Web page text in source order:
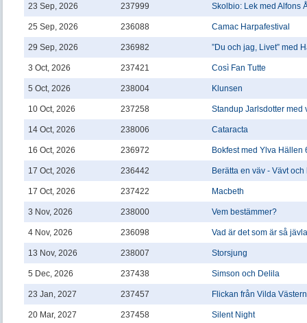
23 Sep, 2026 237999 Skolbio: Lek med Alfons
25 Sep, 2026 236088 Camac Harpafestival
29 Sep, 2026 236982 ”Du och jag, Livet” med
3 Oct, 2026 237421 Così Fan Tutte
5 Oct, 2026 238004 Klunsen
10 Oct, 2026 237258 Standup Jarlsdotter med
14 Oct, 2026 238006 Cataracta
16 Oct, 2026 236972 Bokfest med Ylva Hällen
17 Oct, 2026 236442 Berätta en väv - Vävt och
17 Oct, 2026 237422 Macbeth
3 Nov, 2026 238000 Vem bestämmer?
4 Nov, 2026 236098 Vad är det som är så
13 Nov, 2026 238007 Storsjung
5 Dec, 2026 237438 Simson och Delila
23 Jan, 2027 237457 Flickan från Vilda Västern
20 Mar, 2027 237458 Silent Night